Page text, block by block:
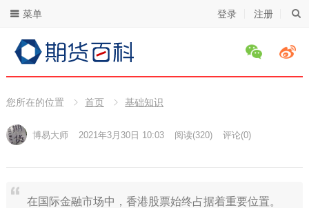
登录 注册
菜单
您所在的位置 首页 基础知识
博易大师 2021年3月30日 10:03 阅读(320) 评论(0)
在国际金融市场中，香港股票始终占据着重要位置。